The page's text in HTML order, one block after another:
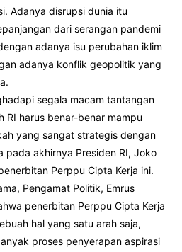
Adanya disrupsi dunia itu
dari serangan pandemi
adanya isu perubahan iklim
adanya konflik geopolitik yang
segala macam tantangan
RI harus benar-benar mampu
yang sangat strategis dengan
akhirnya Presiden RI, Joko
Perppu Cipta Kerja ini.
Pengamat Politik, Emrus
penerbitan Perppu Cipta Kerja
hal yang satu arah saja,
proses penyerapan aspirasi